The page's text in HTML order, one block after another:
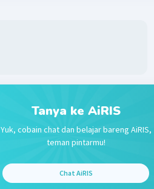
Tanya ke AiRIS
Yuk, cobain chat dan belajar bareng AiRIS,
teman pintarmu!
Chat AiRIS